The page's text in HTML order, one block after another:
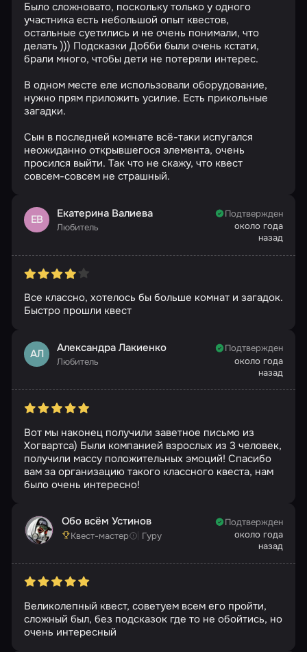
Было сложновато, поскольку только у одного
участника есть небольшой опыт квестов,
остальные суетились и не очень понимали, что
делать ))) Подсказки Добби были очень кстати,
брали много, чтобы дети не потеряли интерес.
В одном месте еле использовали оборудование,
нужно прям приложить усилие. Есть прикольные
загадки.
Сын в последней комнате всё-таки испугался
неожиданно открывшегося элемента, очень
просился выйти. Так что не скажу, что квест
совсем-совсем не страшный.
ЕВ Екатерина Валиева
Любитель
Подтвержден
около года
назад
Все классно, хотелось бы больше комнат и загадок.
Быстро прошли квест
АЛ Александра Лакиенко
Любитель
Подтвержден
около года
назад
Вот мы наконец получили заветное письмо из
Хогвартса) Были компанией взрослых из 3 человек,
получили массу положительных эмоций! Спасибо
вам за организацию такого классного квеста, нам
было очень интересно!
Обо всём Устинов
Квест-мастер Гуру
Подтвержден
около года
назад
Великолепный квест, советуем всем его пройти,
сложный был, без подсказок где то не обойтись, но
очень интересный